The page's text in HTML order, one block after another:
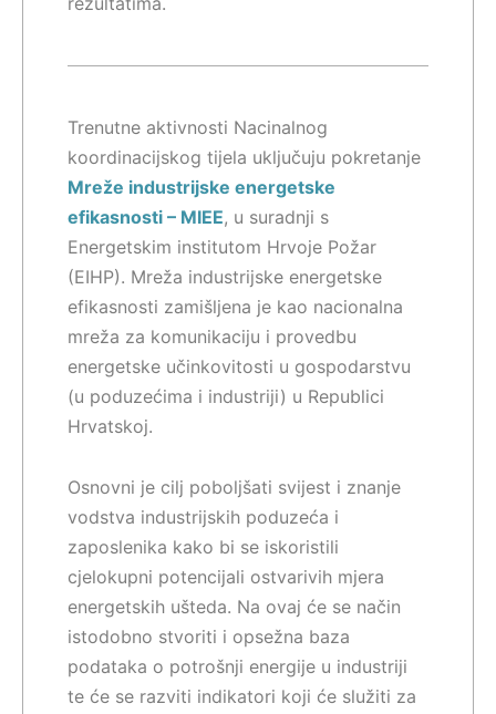
Trenutne aktivnosti Nacinalnog
koordinacijskog tijela uključuju pokretanje
Mreže industrijske energetske
efikasnosti – MIEE, u suradnji s
Energetskim institutom Hrvoje Požar
(EIHP). Mreža industrijske energetske
efikasnosti zamišljena je kao nacionalna
mreža za komunikaciju i provedbu
energetske učinkovitosti u gospodarstvu
(u poduzećima i industriji) u Republici
Hrvatskoj.
Osnovni je cilj poboljšati svijest i znanje
vodstva industrijskih poduzeća i
zaposlenika kako bi se iskoristili
cjelokupni potencijali ostvarivih mjera
energetskih ušteda. Na ovaj će se način
istodobno stvoriti i opsežna baza
podataka o potrošnji energije u industriji
te će se razviti indikatori koji će služiti za